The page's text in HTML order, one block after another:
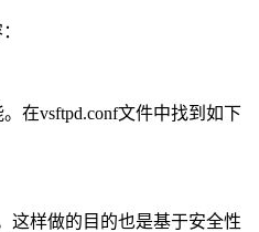
在vsftpd.conf文件中找到如下
这样做的目的也是基于安全性